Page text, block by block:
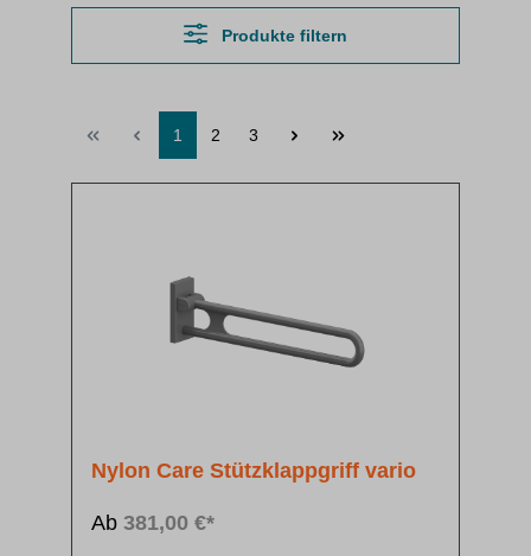
Produkte filtern
1 2 3
Nylon Care Stützklappgriff vario
Ab 381,00 €*